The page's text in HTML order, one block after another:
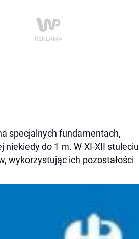
specjalnych fundamentach,
do 1 m. W XI-XII stuleciu
wykorzystując ich pozostałości